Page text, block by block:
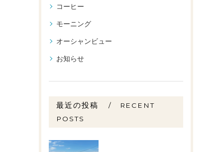
コーヒー
モーニング
オーシャンビュー
お知らせ
最近の投稿
RECENT
POSTS